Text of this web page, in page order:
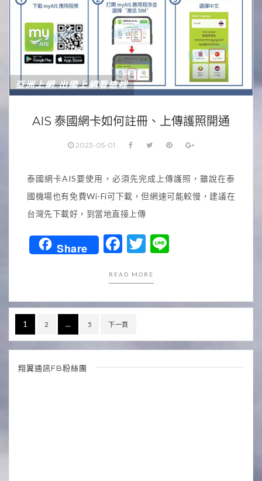
亞洲上網,出國上網看這裡
AIS 泰國網卡如何註冊、上傳護照開通
2023-05-01
泰國網卡AIS要使用，必須先完成上傳護照，雖說在泰
國機場也有免費Wi-Fi可下載，但網速可能較慢，建議在
台灣先下載好，到當地直接上傳
Share Facebook
Twitter
Line
READ MORE
文
章
分
1 2 ... 5 下一頁
翔翼通訊FB粉絲團